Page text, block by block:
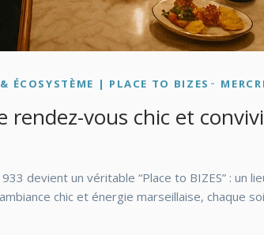
ÉCOSYSTÈME | PLACE TO BIZES
vous chic et
devient un véritable “Place to BIZES” : un
chic et énergie marseillaise, chaque